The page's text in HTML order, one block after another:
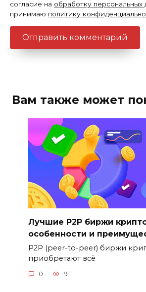
согласие на обработку персональных
принимаю политику
Вам также может
Лучшие P2P биржи
особенности и
P2P (peer-to-peer) биржи
приобретают всё
0 911